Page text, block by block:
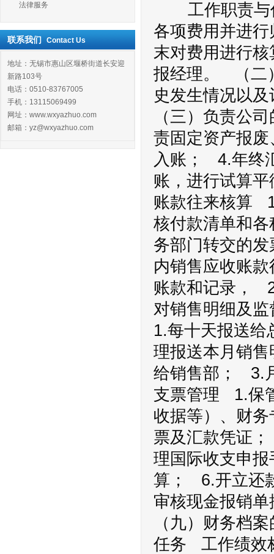
法律服务
联系我们 Contact Us
地址：无锡市惠山区堰桥街道长安迎
新路103号
电话：0510-83767005
手机：13115069499
网址：www.wxyazhuo.com
邮箱：yz@wxyazhuo.com
工作职责与
各项费用并进
末对费用进行
报经理。 （二
史发生情况以
（三）负责公
责固定资产报
入账； 4.年终
账，进行试算
账款往来核算
核付款清单和
务部门转交的
内销售应收账
账款和记录，
对销售明细及
1.每十天报送
理报送本月销
给销售部； 3.
支票管理 1.保
收据等）、财
票及汇款凭证
理国际收支申
算； 6.开立还
审核现金报销
（九）财务档
任务 工作绩效